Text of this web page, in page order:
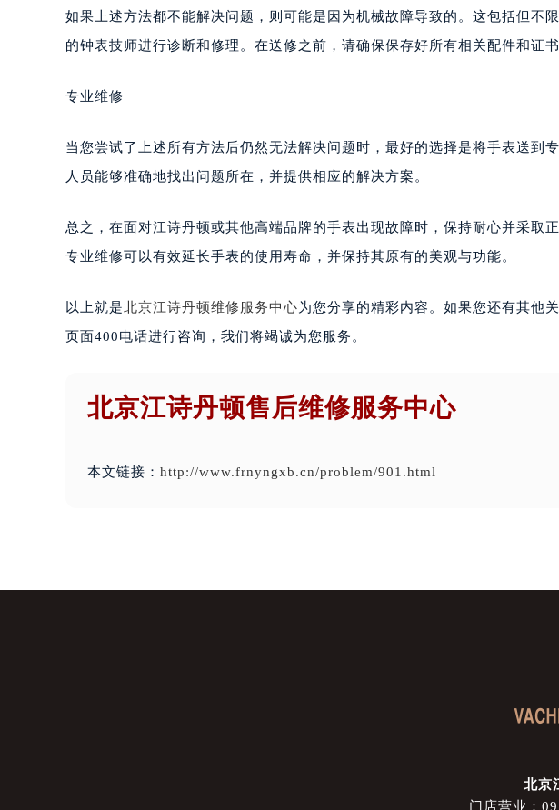
如果上述方法都不能解决问题，则可能是因为机械故障导致的。这包括但不
的钟表技师进行诊断和修理。在送修之前，请确保保存好所有相关配件和证
专业维修
当您尝试了上述所有方法后仍然无法解决问题时，最好的选择是将手表送到
人员能够准确地找出问题所在，并提供相应的解决方案。
总之，在面对江诗丹顿或其他高端品牌的手表出现故障时，保持耐心并采取
专业维修可以有效延长手表的使用寿命，并保持其原有的美观与功能。
以上就是北京江诗丹顿维修服务中心为您分享的精彩内容。如果您还有其他
页面400电话进行咨询，我们将竭诚为您服务。
北京江诗丹顿售后维修服务中心
本文链接： http://www.frnyngxb.cn/problem/901.html
北京
门店营业：